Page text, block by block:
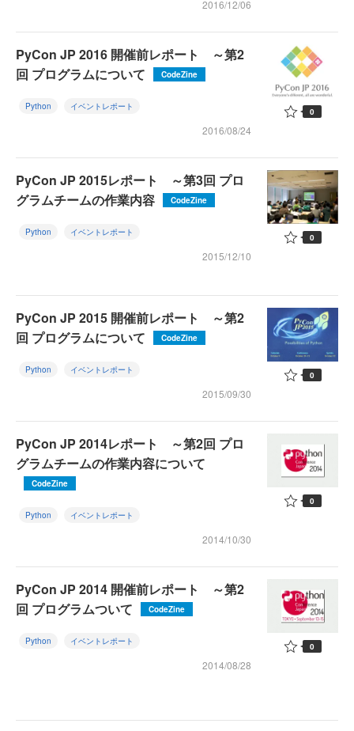
2016/12/06
PyCon JP 2016 開催前レポート ～第2
回 プログラムについて
CodeZine
Python イベントレポート
2016/08/24
0
PyCon JP 2015レポート ～第3回 プロ
グラムチームの作業内容
CodeZine
Python イベントレポート
2015/12/10
0
PyCon JP 2015 開催前レポート ～第2
回 プログラムについて
CodeZine
Python イベントレポート
2015/09/30
0
PyCon JP 2014レポート ～第2回 プロ
グラムチームの作業内容について
CodeZine
Python イベントレポート
2014/10/30
0
PyCon JP 2014 開催前レポート ～第2
回 プログラムついて
CodeZine
Python イベントレポート
2014/08/28
0